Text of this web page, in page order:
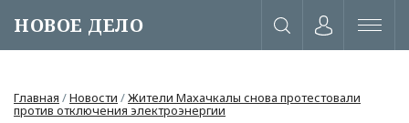
НОВОЕ ДЕЛО
Главная /Новости /Жители Махачкалы снова протестовали
против отключения электроэнергии